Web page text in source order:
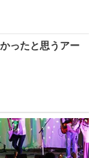
ったと思うアー